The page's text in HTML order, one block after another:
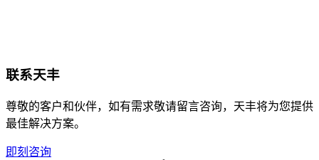
联系天丰
尊敬的客户和伙伴，如有需求敬请留言咨询，天丰将为您提供
最佳解决方案。
即刻咨询